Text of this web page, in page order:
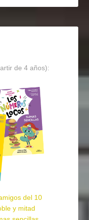
de 4 años):
del 10
y mitad